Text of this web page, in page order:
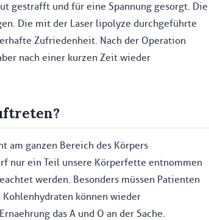
gestrafft und für eine Spannung gesorgt. Die
Die mit der Laser lipolyze durchgeführte
Zufriedenheit. Nach der Operation
nach einer kurzen Zeit wieder
am ganzen Bereich des Körpers
nur ein Teil unsere Körperfette entnommen
werden. Besonders müssen Patienten
können wieder
das A und O an der Sache.